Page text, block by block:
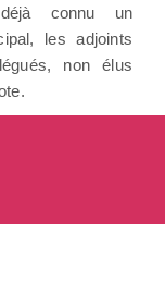
connu un
les adjoints
non élus